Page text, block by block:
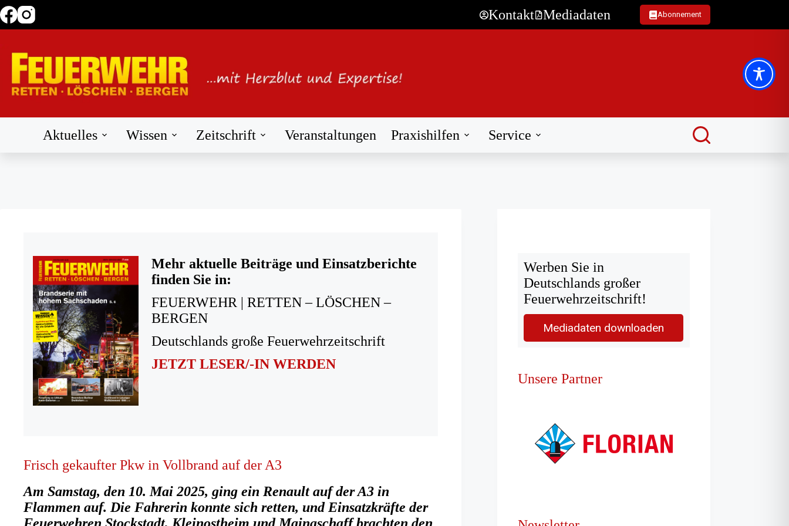
Zum
Inhalt
Kontakt Mediadaten Abonnement
Aktuelles Wissen Zeitschrift Veranstaltungen Praxishilfen Service
Mehr aktuelle Beiträge und Einsatzberichte
finden Sie in:
FEUERWEHR | RETTEN – LÖSCHEN –
BERGEN
Deutschlands große Feuerwehrzeitschrift
JETZT LESER/-IN WERDEN
Frisch gekaufter Pkw in Vollbrand auf der A3
Am Samstag, den 10. Mai 2025, ging ein Renault auf der A3 in
Flammen auf. Die Fahrerin konnte sich retten, und Einsatzkräfte der
Feuerwehren Stockstadt, Kleinostheim und Mainaschaff brachten den
Werben Sie in
Deutschlands großer
Feuerwehrzeitschrift!
Mediadaten downloaden
Unsere Partner